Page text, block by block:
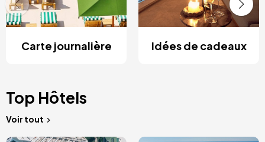
Carte journalière Idées de cadeaux
Top Hôtels
Voir tout